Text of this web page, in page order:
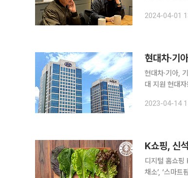
달 29일 본지
2024-04-01
현대차·기
현대차·기아,
대 지원 현대자동차·기아가 다음 달 2일부터 5일까지 인천 송도 컨벤시아에서 개최되는 ‘제56차 아
합회에서 기획
2023-04-14
K쇼핑, 신
디지털 홈쇼핑
채소’, ‘스마트